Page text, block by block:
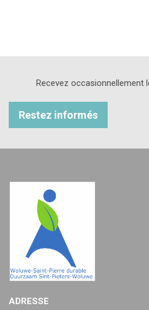
Recevez occasionnellement
Restez informés
ADRESSE